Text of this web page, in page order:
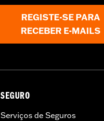
REGISTE-SE PARA
RECEBER E-MAILS
SEGURO
Serviços de Seguros